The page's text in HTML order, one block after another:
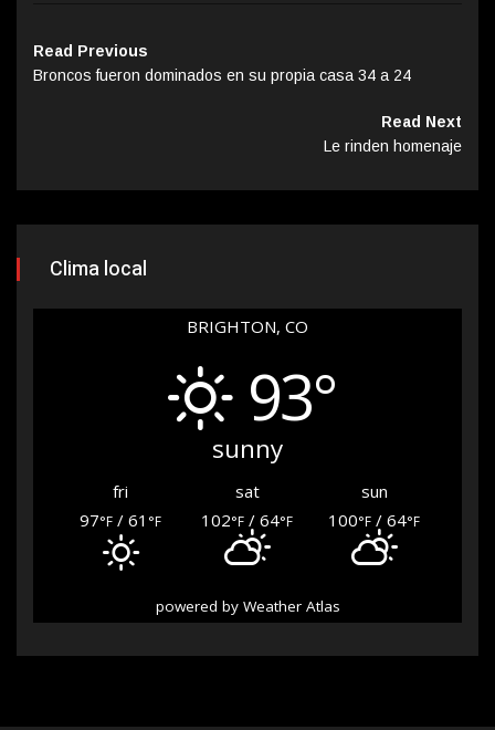
Read Previous
Broncos fueron dominados en su propia casa 34 a 24
Read Next
Le rinden homenaje
Clima local
BRIGHTON, CO
93°
sunny
fri sat
sun
97°F / 61 °F 102°F / 64°F 100°F / 64°F
powered by Weather Atlas